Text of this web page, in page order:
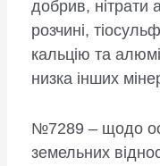
добрив, нітрати
розчині,
кальцію та
низка інших
№7289 – щодо
земельних